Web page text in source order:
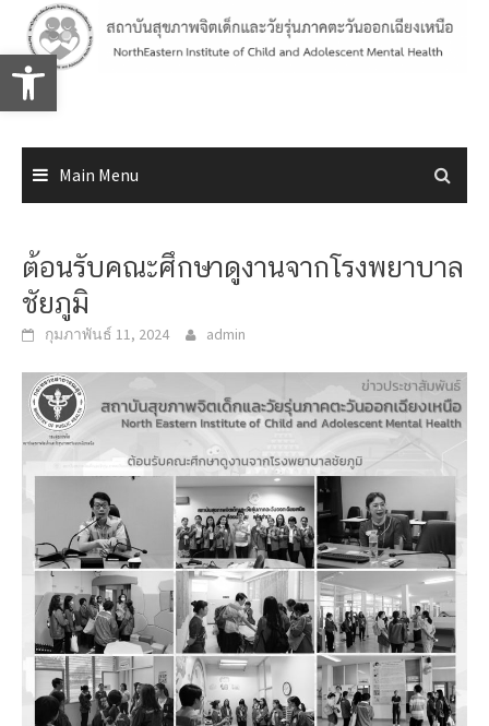
Open toolbar
content
Main Menu
ต้อนรับคณะศึกษาดูงานจากโรงพยาบาล
ชัยภูมิ
กุมภาพันธ์ 11, 2024 admin